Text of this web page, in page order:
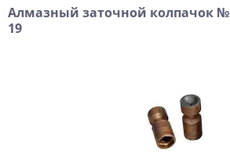
Алмазный заточной колпачок №
19